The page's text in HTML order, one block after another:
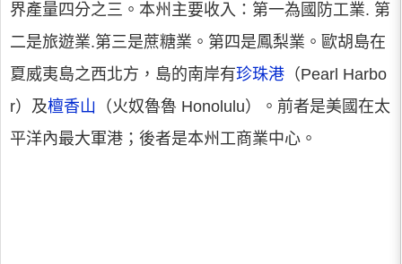
界產量四分之三。本州主要收入：第一為國防工業. 第
二是旅遊業.第三是蔗糖業。第四是鳳梨業。歐胡島在
夏威夷島之西北方，島的南岸有珍珠港 （Pearl Harbo
r）及檀香山 （火奴魯魯 Honolulu）。前者是美國在太
平洋內最大軍港；後者是本州工商業中心。